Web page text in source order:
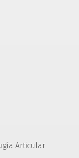
Articular